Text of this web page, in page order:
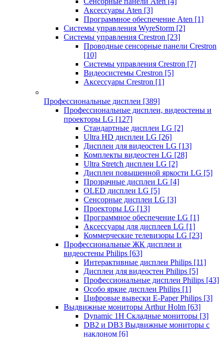
Аксессуары Aten [3]
Программное обеспечение Aten [1]
Системы управления WyreStorm [2]
Системы управления Crestron [23]
Проводные сенсорные панели Crestron
[10]
Системы управления Crestron [7]
Видеосистемы Crestron [5]
Аксессуары Crestron [1]
Профессиональные дисплеи [389]
Профессиональные дисплеи, видеостены и
проекторы LG [127]
Стандартные дисплеи LG [2]
Ultra HD дисплеи LG [26]
Дисплеи для видеостен LG [13]
Комплекты видеостен LG [28]
Ultra Stretch дисплеи LG [2]
Дисплеи повышенной яркости LG [5]
Прозрачные дисплеи LG [4]
OLED дисплеи LG [5]
Сенсорные дисплеи LG [3]
Проекторы LG [13]
Программное обеспечение LG [1]
Аксессуары для дисплеев LG [1]
Коммерческие телевизоры LG [23]
Профессиональные ЖК дисплеи и
видеостены Philips [63]
Интерактивные дисплеи Philips [11]
Дисплеи для видеостен Philips [5]
Профессиональные дисплеи Philips [43]
Особо яркие дисплеи Philips [1]
Цифровые вывески E-Paper Philips [3]
Выдвижные мониторы Arthur Holm [63]
Dynamic 1Н Складные мониторы [3]
DB2 и DB3 Выдвижные мониторы с
наклоном [6]